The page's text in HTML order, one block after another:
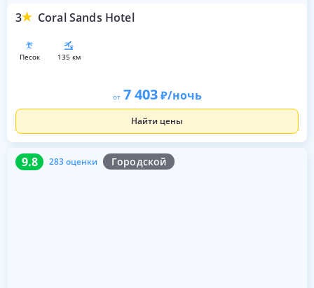
3 Coral Sands Hotel
песок 135 км
от 7 403 /ночь
Найти цены
9.8 283 оценки Городской
9.8 283 оценки